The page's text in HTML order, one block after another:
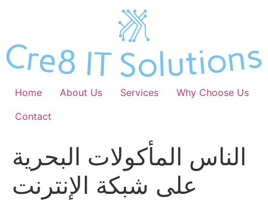
Home About Us Services
Why Choose Us
Contact
الناس المأكولات البحرية
على شبكة الإنترنت